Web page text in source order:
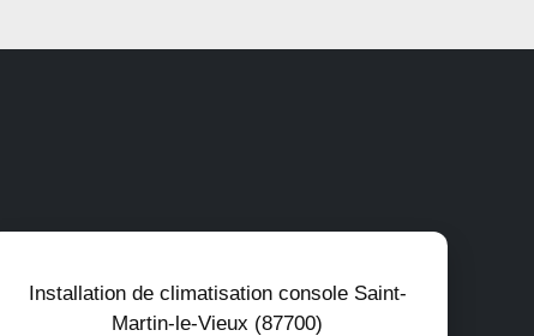
Installation de climatisation console Saint-
Martin-le-Vieux (87700)